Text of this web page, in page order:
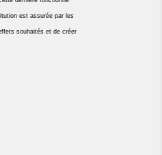
est assurée par les
souhaités et de créer